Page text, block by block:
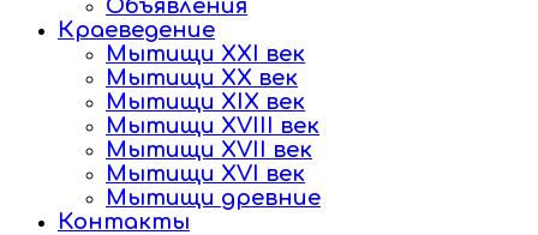
Объявления
Краеведение
Мытищи XXI век
Мытищи XX век
Мытищи XIX век
Мытищи XVIII век
Мытищи XVII век
Мытищи XVI век
Мытищи древние
Контакты